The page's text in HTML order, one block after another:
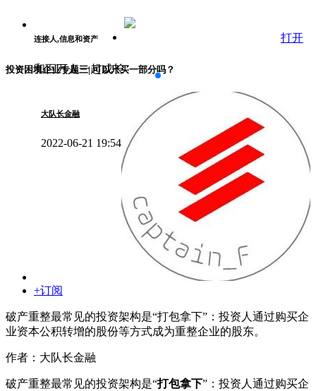
连接人,信息和资产
和百万人一起成长
打开
投资困境企业专题三| 可以只买一部分吗？
大队长金融
2022-06-21 19:54
+订阅
破产重整最常见的投资架构是“打包拿下”：投资人通过购买企
业资本公积转增的股份等方式成为重整企业的股东。
作者：大队长金融
破产重整最常见的投资架构是“打包拿下”：投资人通过购买企